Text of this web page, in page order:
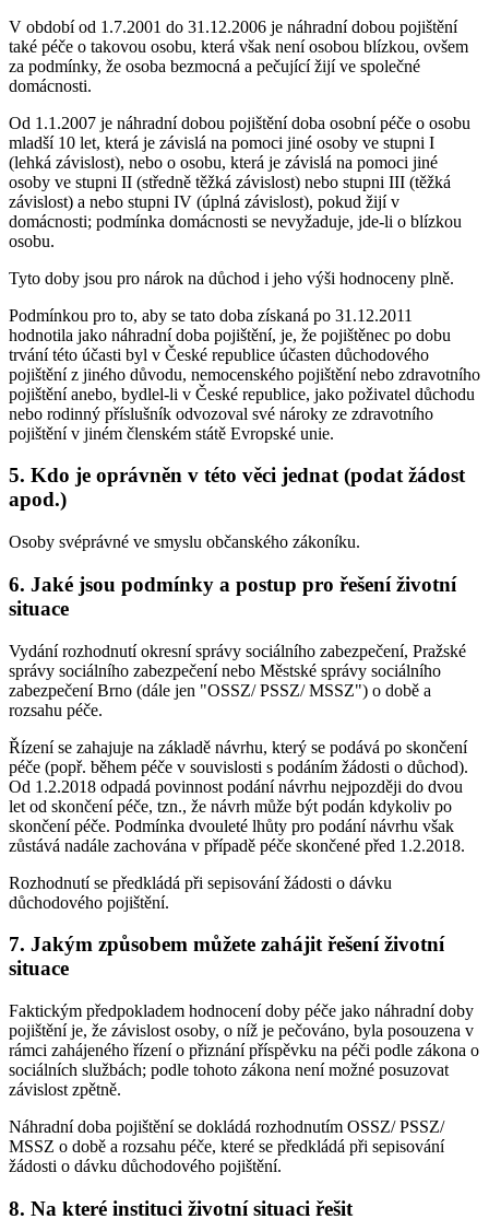
V období od 1.7.2001 do 31.12.2006 je náhradní dobou pojištění
také péče o takovou osobu, která však není osobou blízkou, ovšem
za podmínky, že osoba bezmocná a pečující žijí ve společné
domácnosti.
Od 1.1.2007 je náhradní dobou pojištění doba osobní péče o osobu
mladší 10 let, která je závislá na pomoci jiné osoby ve stupni I
(lehká závislost), nebo o osobu, která je závislá na pomoci jiné
osoby ve stupni II (středně těžká závislost) nebo stupni III (těžká
závislost) a nebo stupni IV (úplná závislost), pokud žijí v
domácnosti; podmínka domácnosti se nevyžaduje, jde-li o blízkou
osobu.
Tyto doby jsou pro nárok na důchod i jeho výši hodnoceny plně.
Podmínkou pro to, aby se tato doba získaná po 31.12.2011
hodnotila jako náhradní doba pojištění, je, že pojištěnec po dobu
trvání této účasti byl v České republice účasten důchodového
pojištění z jiného důvodu, nemocenského pojištění nebo zdravotního
pojištění anebo, bydlel-li v České republice, jako poživatel důchodu
nebo rodinný příslušník odvozoval své nároky ze zdravotního
pojištění v jiném členském státě Evropské unie.
5. Kdo je oprávněn v této věci jednat (podat žádost
apod.)
Osoby svéprávné ve smyslu občanského zákoníku.
6. Jaké jsou podmínky a postup pro řešení životní
situace
Vydání rozhodnutí okresní správy sociálního zabezpečení, Pražské
správy sociálního zabezpečení nebo Městské správy sociálního
zabezpečení Brno (dále jen "OSSZ/ PSSZ/ MSSZ") o době a
rozsahu péče.
Řízení se zahajuje na základě návrhu, který se podává po skončení
péče (popř. během péče v souvislosti s podáním žádosti o důchod).
Od 1.2.2018 odpadá povinnost podání návrhu nejpozději do dvou
let od skončení péče, tzn., že návrh může být podán kdykoliv po
skončení péče. Podmínka dvouleté lhůty pro podání návrhu však
zůstává nadále zachována v případě péče skončené před 1.2.2018.
Rozhodnutí se předkládá při sepisování žádosti o dávku
důchodového pojištění.
7. Jakým způsobem můžete zahájit řešení životní
situace
Faktickým předpokladem hodnocení doby péče jako náhradní doby
pojištění je, že závislost osoby, o níž je pečováno, byla posouzena v
rámci zahájeného řízení o přiznání příspěvku na péči podle zákona o
sociálních službách; podle tohoto zákona není možné posuzovat
závislost zpětně.
Náhradní doba pojištění se dokládá rozhodnutím OSSZ/ PSSZ/
MSSZ o době a rozsahu péče, které se předkládá při sepisování
žádosti o dávku důchodového pojištění.
8. Na které instituci životní situaci řešit